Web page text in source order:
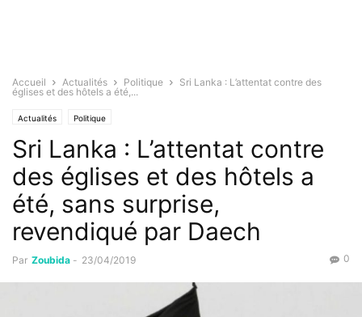
Accueil Actualités Politique
Sri Lanka : L’attentat contre des
églises et des hôtels a été,...
Actualités Politique
Sri Lanka : L’attentat contre
des églises et des hôtels a
été, sans surprise,
revendiqué par Daech
Par Zoubida - 23/04/2019 0